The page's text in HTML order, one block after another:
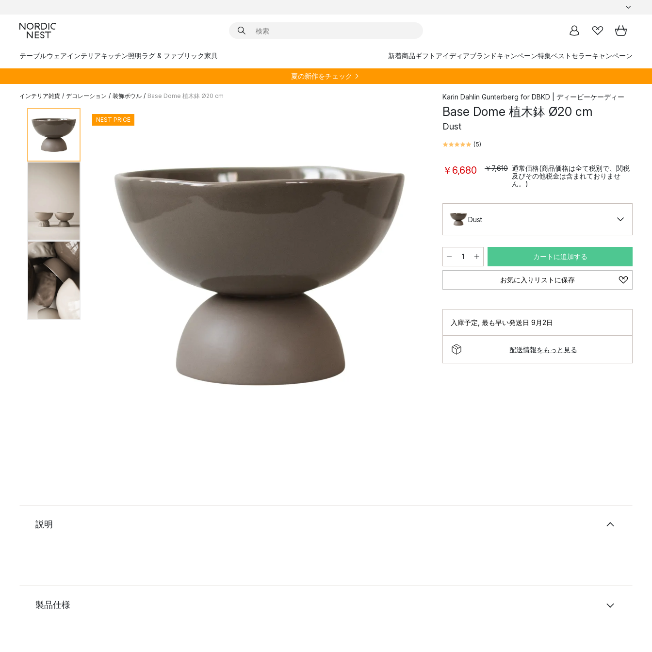
テーブルウェアインテリアキッチン照明ラグ & ファブリック家具 新着商品ギフトアイディアブランドキャンペーン特集ベストセラーキャンペーン
夏の新作をチェック
インテリア雑貨 / デコレーション / 装飾ボウル / Base Dome 植木鉢 Ø20 cm
NEST PRICE
Karin Dahlin Gunterberg for DBKD | ディービーケーディー
Base Dome 植木鉢 Ø20 cm
Dust
(5)
￥6,680 ￥7,610 通常価格(商品価格は全て税別で、関税
及びその他税金は含まれておりませ
ん。)
Dust
カートに追加する
お気に入りリストに保存
入庫予定 最も早い発送日 9月2日
配送情報をもっと見る
説明
製品仕様